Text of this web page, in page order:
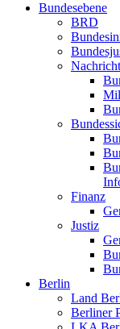
Bundesebene
BRD
Finanz
Justiz
Berlin
Land
Berliner